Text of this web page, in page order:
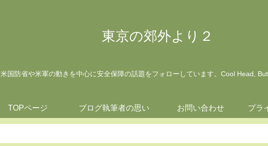
東京の郊外より２
米国防省や米軍の動きを中心に安全保障の話題をフォローしています。Cool Head,
TOPページ ブログ執筆者の思い お問い合わせ プラ